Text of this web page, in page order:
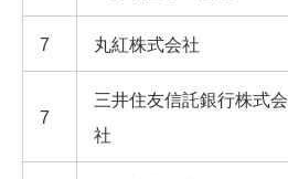
7 丸紅株式会社
7
三井住友信託銀行株式会
社